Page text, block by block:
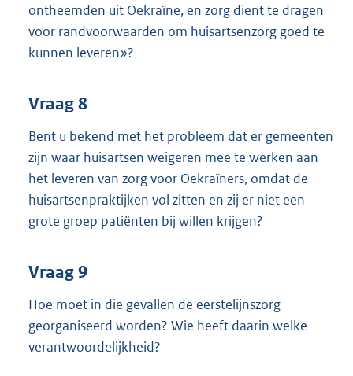
ontheemden uit Oekraïne, en zorg dient te dragen
voor randvoorwaarden om huisartsenzorg goed te
kunnen leveren»?
Vraag 8
Bent u bekend met het probleem dat er gemeenten
zijn waar huisartsen weigeren mee te werken aan
het leveren van zorg voor Oekraïners, omdat de
huisartsenpraktijken vol zitten en zij er niet een
grote groep patiënten bij willen krijgen?
Vraag 9
Hoe moet in die gevallen de eerstelijnszorg
georganiseerd worden? Wie heeft daarin welke
verantwoordelijkheid?